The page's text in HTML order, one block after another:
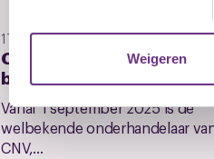
websiteverkeer te
media, adverteren en
U kunt uw toestemming op
cookie-instellingenicoontje
Weigeren
17 september 2025
CNV nieuwe
bij HBTM
Vanaf 1 september 2025 is de
welbekende onderhandelaar
CNV,...